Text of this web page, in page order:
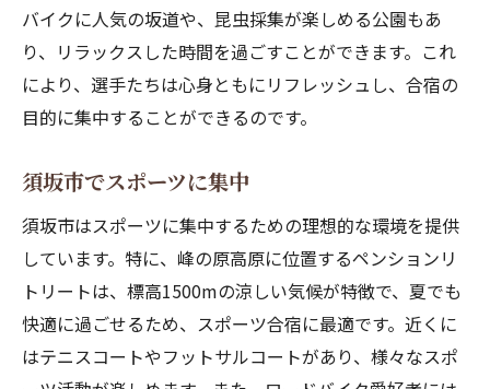
バイクに人気の坂道や、昆虫採集が楽しめる公園もあ
り、リラックスした時間を過ごすことができます。これ
により、選手たちは心身ともにリフレッシュし、合宿の
目的に集中することができるのです。
須坂市でスポーツに集中
須坂市はスポーツに集中するための理想的な環境を提供
しています。特に、峰の原高原に位置するペンションリ
トリートは、標高1500mの涼しい気候が特徴で、夏でも
快適に過ごせるため、スポーツ合宿に最適です。近くに
はテニスコートやフットサルコートがあり、様々なスポ